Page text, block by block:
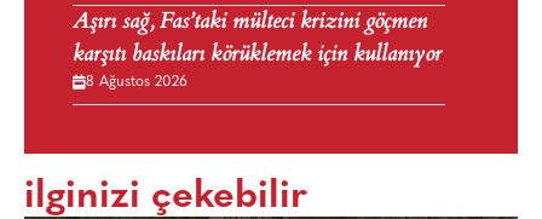
Aşırı sağ, Fas’taki mülteci krizini göçmen
karşıtı baskıları körüklemek için kullanıyor
8 Ağustos 2026
ilginizi çekebilir